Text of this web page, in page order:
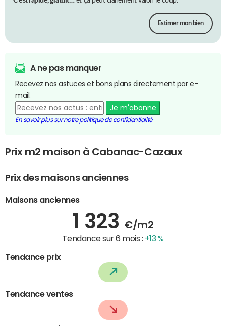
Estimer mon bien
A ne pas manquer
Recevez nos astuces et bons plans directement par e-
mail.
Je m'abonne
En savoir plus sur notre politique de confidentialité
Prix m2 maison à Cabanac-Cazaux
Prix des maisons anciennes
Maisons anciennes
1 323 €/m2
Tendance sur 6 mois : +13 %
Tendance prix
Tendance ventes